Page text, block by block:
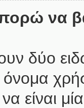
να
δύο
είναι